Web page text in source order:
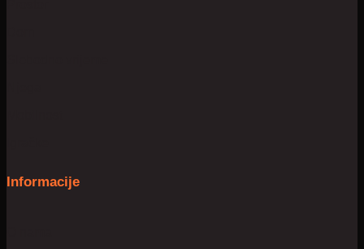
Informacije